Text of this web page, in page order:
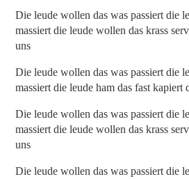
Die leude wollen das was passiert die
massiert die leude wollen das krass
uns
Die leude wollen das was passiert die
massiert die leude ham das fast kapiert
Die leude wollen das was passiert die
massiert die leude wollen das krass
uns
Die leude wollen das was passiert die